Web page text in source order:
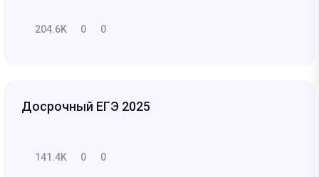
204.6K 0 0
Досрочный ЕГЭ 2025
141.4K 0 0